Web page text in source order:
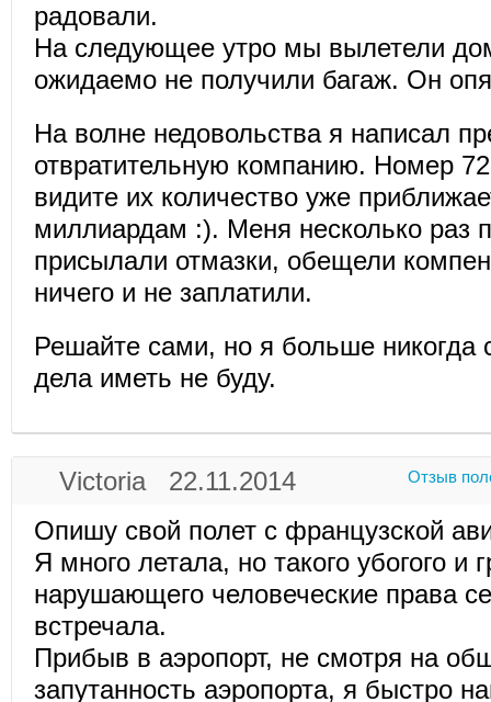
радовали.
На следующее утро мы вылетели
ожидаемо не получили багаж. Он
На волне недовольства я написал
отвратительную компанию. Номер
видите их количество уже
миллиардам :). Меня несколько раз
присылали отмазки, обещели
ничего и не заплатили.
Решайте сами, но я больше никогда
дела иметь не буду.
Victoria 22.11.2014 Отзыв
Опишу свой полет с французской
Я много летала, но такого убогого и
нарушающего человеческие права
встречала.
Прибыв в аэропорт, не смотря на
запутанность аэропорта, я быстро